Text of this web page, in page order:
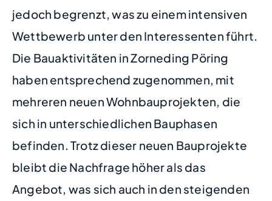
jedoch begrenzt, was zu einem intensiven
Wettbewerb unter den Interessenten führt.
Die Bauaktivitäten in Zorneding Pöring
haben entsprechend zugenommen, mit
mehreren neuen Wohnbauprojekten, die
sich in unterschiedlichen Bauphasen
befinden. Trotz dieser neuen Bauprojekte
bleibt die Nachfrage höher als das
Angebot, was sich auch in den steigenden